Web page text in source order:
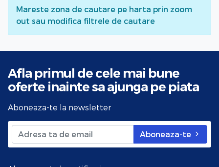
Mareste zona de cautare pe harta prin zoom
out sau modifica filtrele de cautare
Afla primul de cele mai bune
oferte inainte sa ajunga pe piata
Aboneaza-te la newsletter
Aboneaza-te